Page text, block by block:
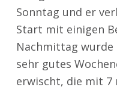
Sonntag und er
Start mit einigen
Nachmittag wurde
sehr gutes
erwischt, die mit 7